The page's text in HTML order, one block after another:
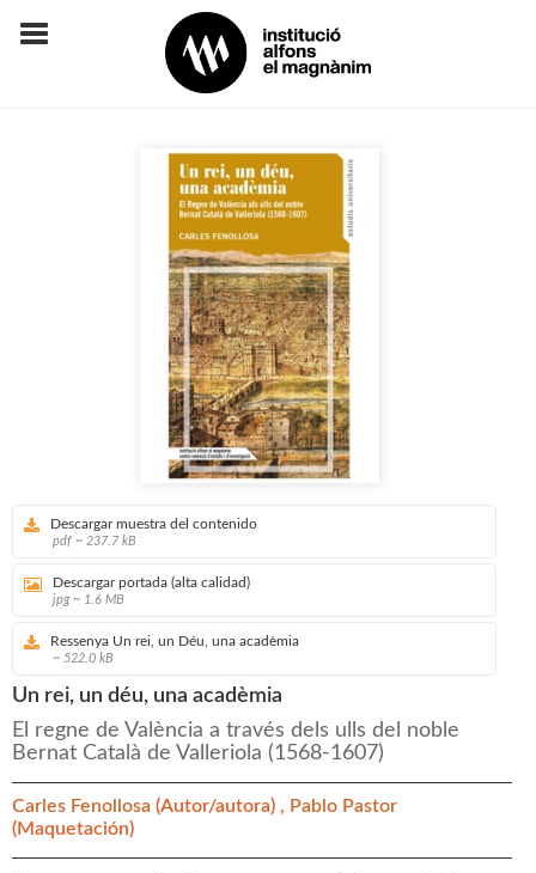
Descargar muestra del contenido
pdf ~ 237.7 kB
Descargar portada (alta calidad)
jpg ~ 1.6 MB
Ressenya Un rei, un Déu, una acadèmia
~ 522.0 kB
Un rei, un déu, una acadèmia
El regne de València a través dels ulls del noble
Bernat Català de Valleriola (1568-1607)
Carles Fenollosa (Autor/autora) , Pablo Pastor
(Maquetación)